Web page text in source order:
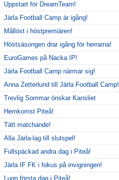
Uppstart för DreamTeam!
Järla Football Camp är igång!
Mållöst i höstpremiären!
Höstsäsongen drar igång för herrarna!
EuroGames på Nacka IP!
Järla Football Camp närmar sig!
Anna Zetterlund till Järla Football Camp!
Trevlig Sommar önskar Kansliet
Hemkomst Piteå!
Tätt matchande!
Alla Järla-lag till slutspel!
Fullspäckad andra dag i Piteå!
Järla IF FK i fokus på invigningen!
Lugn första dag i Piteå!